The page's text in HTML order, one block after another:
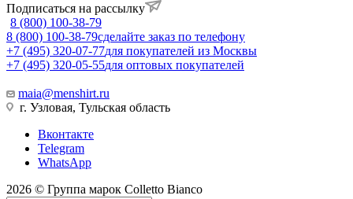
Подписаться на рассылку
8 (800) 100-38-79
8 (800) 100-38-79сделайте заказ по телефону
+7 (495) 320-07-77для покупателей из Москвы
+7 (495) 320-05-55для оптовых покупателей
maia@menshirt.ru
г. Узловая, Тульская область
Вконтакте
Telegram
WhatsApp
2026 © Группа марок Colletto Bianco